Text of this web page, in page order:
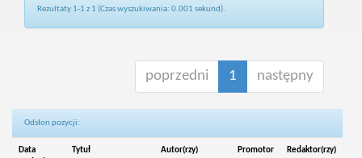
Rezultaty 1-1 z 1 (Czas wyszukiwania: 0.001 sekund).
poprzedni 1 następny
Odsłon pozycji:
Data Tytuł Autor(rzy) Promotor Redaktor(rzy)